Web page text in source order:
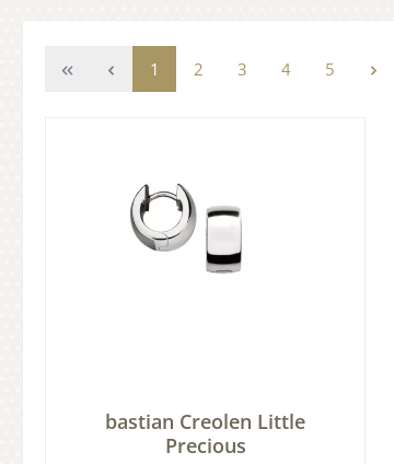
1 2 3 4 5
bastian Creolen Little
Precious